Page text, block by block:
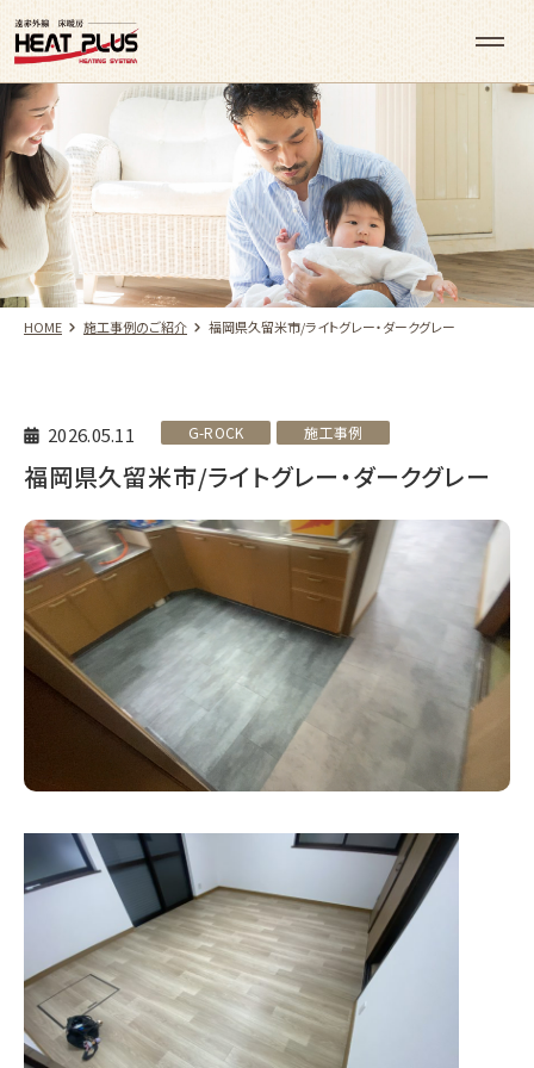
HOME 施工事例のご紹介 福岡県久留米市/ライトグレー・ダークグレー
2026.05.11 G-ROCK 施工事例
福岡県久留米市/ライトグレー・ダークグレー